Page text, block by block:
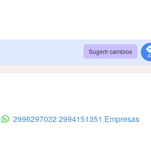
Sugerir cambios
2996297032 2994151351 Empresas